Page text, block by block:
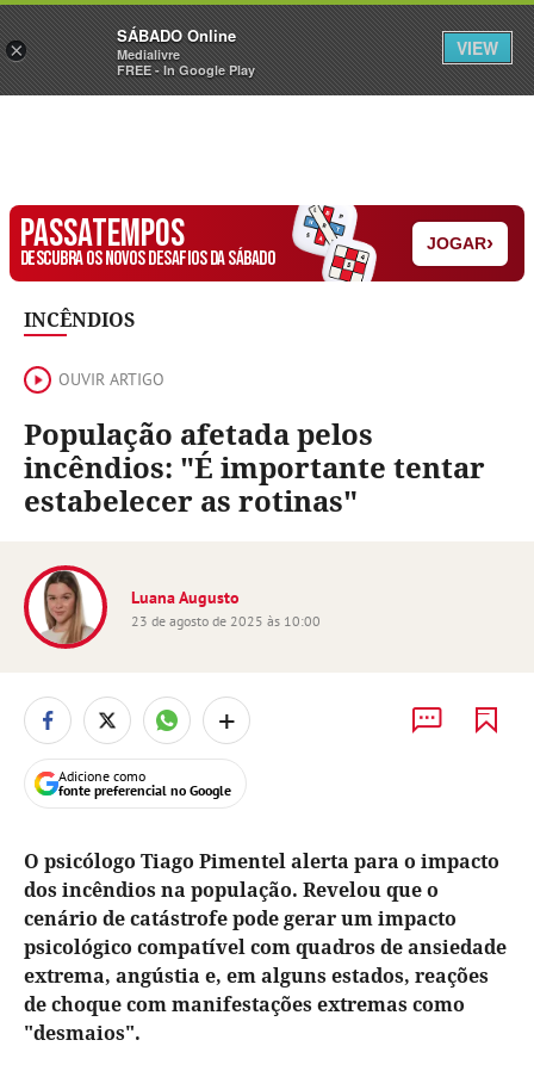
Sábado Assine Iniciar Sessão
PASSATEMPOS
DESCUBRA OS NOVOS DESAFIOS DA SÁBADO
JOGAR›
INCÊNDIOS
OUVIR ARTIGO
População afetada pelos
incêndios: "É importante tentar
estabelecer as rotinas"
Luana Augusto
23 de agosto de 2025 às 10:00
+
Adicione como
fonte preferencial no Google
O psicólogo Tiago Pimentel alerta para o impacto
dos incêndios na população. Revelou que o
cenário de catástrofe pode gerar um impacto
psicológico compatível com quadros de ansiedade
extrema, angústia e, em alguns estados, reações
de choque com manifestações extremas como
"desmaios".
×
SÁBADO Online
Medialivre
FREE - In Google Play
VIEW